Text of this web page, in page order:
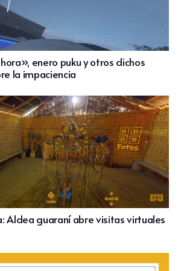
enero puku y otros dichos
la impaciencia
Aldea guaraní abre visitas virtuales